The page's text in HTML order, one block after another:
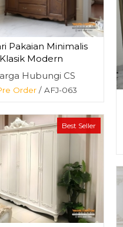
Pakaian Minimalis
Klasik Modern
Hubungi CS
Order/ AFJ-063
Best Seller
Meja Makan Classic
*Harga Hubungi
CS